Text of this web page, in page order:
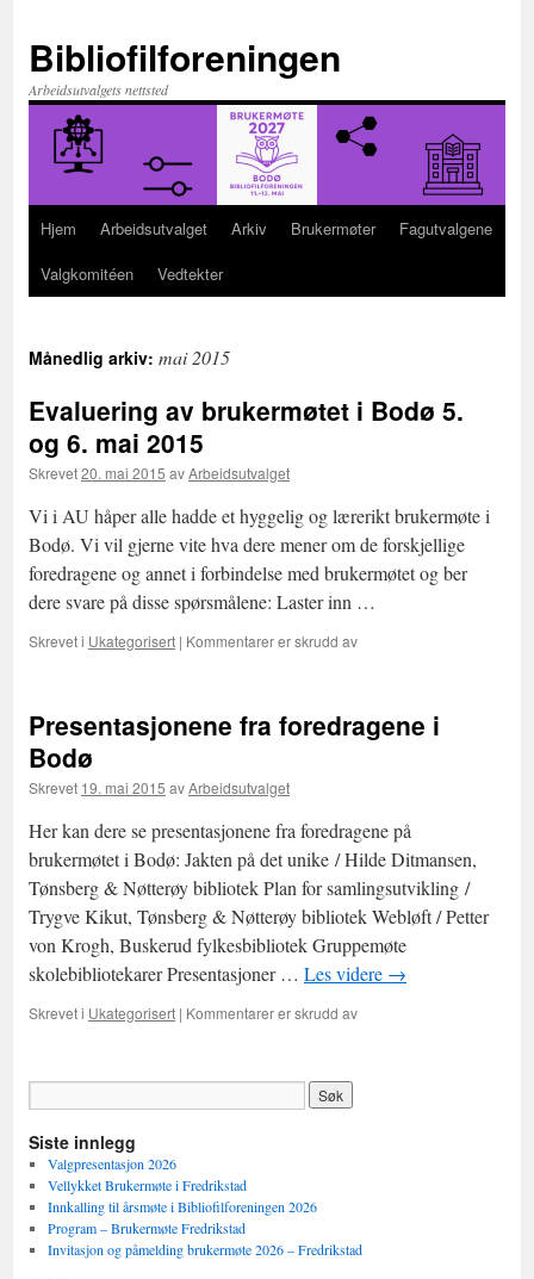
innhold
Bibliofilforeningen
Arbeidsutvalgets nettsted
Hjem Arbeidsutvalget Arkiv Brukermøter
Fagutvalgene
Valgkomitéen
Vedtekter
Månedlig arkiv: mai 2015
Evaluering av brukermøtet i Bodø 5.
og 6. mai 2015
Skrevet20. mai 2015 avArbeidsutvalget
Vi i AU håper alle hadde et hyggelig og lærerikt brukermøte i
Bodø. Vi vil gjerne vite hva dere mener om de forskjellige
foredragene og annet i forbindelse med brukermøtet og ber
dere svare på disse spørsmålene: Laster inn …
Skrevet i Ukategorisert | Kommentarer er skrudd avfor
i
Bodø
mai
2015
Presentasjonene fra foredragene i
Bodø
Skrevet 19. mai 2015 avArbeidsutvalget
Her kan dere se presentasjonene fra foredragene på
brukermøtet i Bodø: Jakten på det unike / Hilde Ditmansen,
Tønsberg & Nøtterøy bibliotek Plan for samlingsutvikling /
Trygve Kikut, Tønsberg & Nøtterøy bibliotek Webløft / Petter
von Krogh, Buskerud fylkesbibliotek Gruppemøte
skolebibliotekarer Presentasjoner … Les videre →
Skrevet i Ukategorisert | Kommentarer er skrudd avfor
Siste innlegg
Valgpresentasjon 2026
Vellykket Brukermøte i Fredrikstad
Innkalling til årsmøte i Bibliofilforeningen 2026
Program – Brukermøte Fredrikstad
Invitasjon og påmelding brukermøte 2026 – Fredrikstad